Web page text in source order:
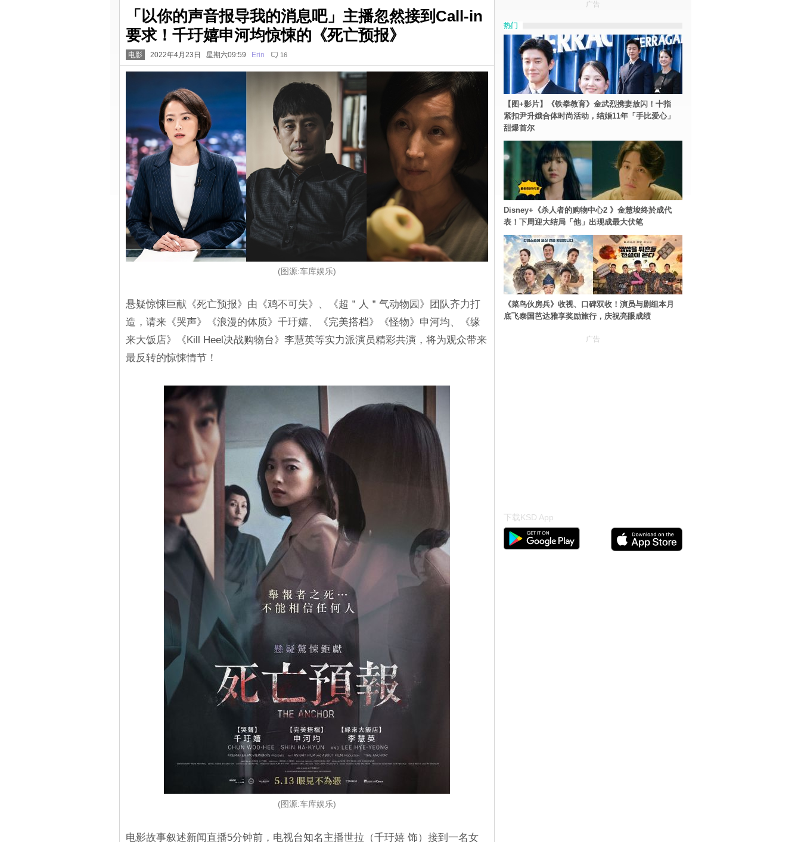
「以你的声音报导我的消息吧」主播忽然接到Call-in
要求！千玗嬉申河均惊悚的《死亡预报》
电影 2022年4月23日 星期六09:59 Erin 16
(图源:车库娱乐)
悬疑惊悚巨献《死亡预报》由《鸡不可失》、《超＂人＂气动物园》团队齐力打
造，请来《哭声》《浪漫的体质》千玗嬉、《完美搭档》《怪物》申河均、《缘
来大饭店》《Kill Heel决战购物台》李慧英等实力派演员精彩共演，将为观众带来
最反转的惊悚情节！
(图源:车库娱乐)
电影故事叙述新闻直播5分钟前，电视台知名主播世拉（千玗嬉 饰）接到一名女
广告
热门
【图+影片】《铁拳教育》金武烈携妻放闪！十指
紧扣尹升娥合体时尚活动，结婚11年「手比爱心」
甜爆首尔
Disney+《杀人者的购物中心2 》金慧埈终於成代
表！下周迎大结局「他」出现成最大伏笔
《菜鸟伙房兵》收视、口碑双收！演员与剧组本月
底飞泰国芭达雅享奖励旅行，庆祝亮眼成绩
广告
下载KSD App